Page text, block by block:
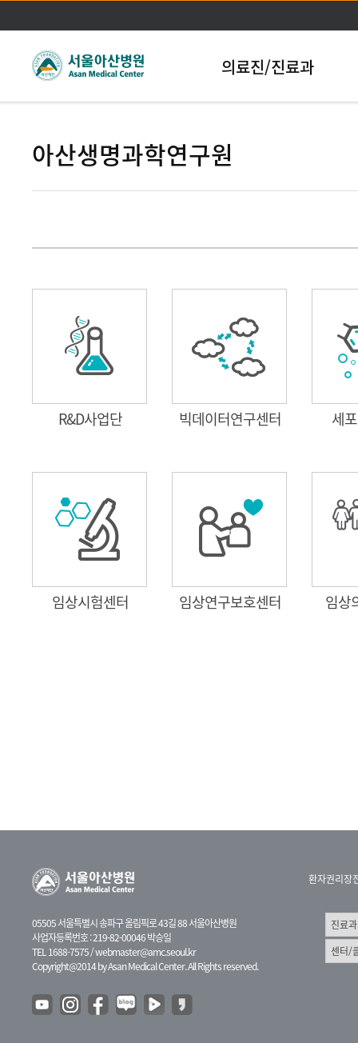
본문바로가기
의료진/진료과
아산생명과학연구원
R&D사업단 빅데이터연구센터 세
임상시험센터 임상연구보호센터 임상
05505 서울특별시 송파구 올림픽로 43길 88 서울아산병원
사업자등록번호 : 219-82-00046 박승일
TEL 1688-7575 /webmaster@amc.seoul.kr
Copyright@2014 by Asan Medical Center. All Rights reserved.
환자권리장